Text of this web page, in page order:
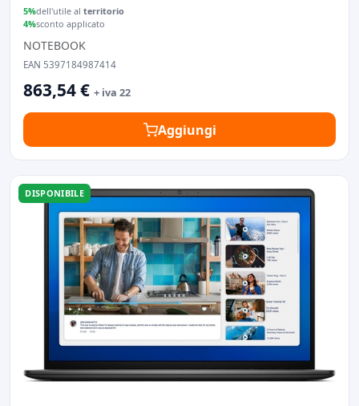
5%dell'utile al territorio
4%sconto applicato
NOTEBOOK
EAN 5397184987414
863,54 € + iva 22
Aggiungi
DISPONIBILE